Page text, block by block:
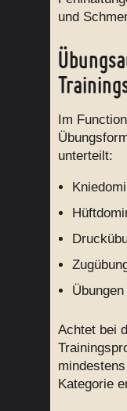
und
Im
unterteilt:
Achtet bei
Kategorie